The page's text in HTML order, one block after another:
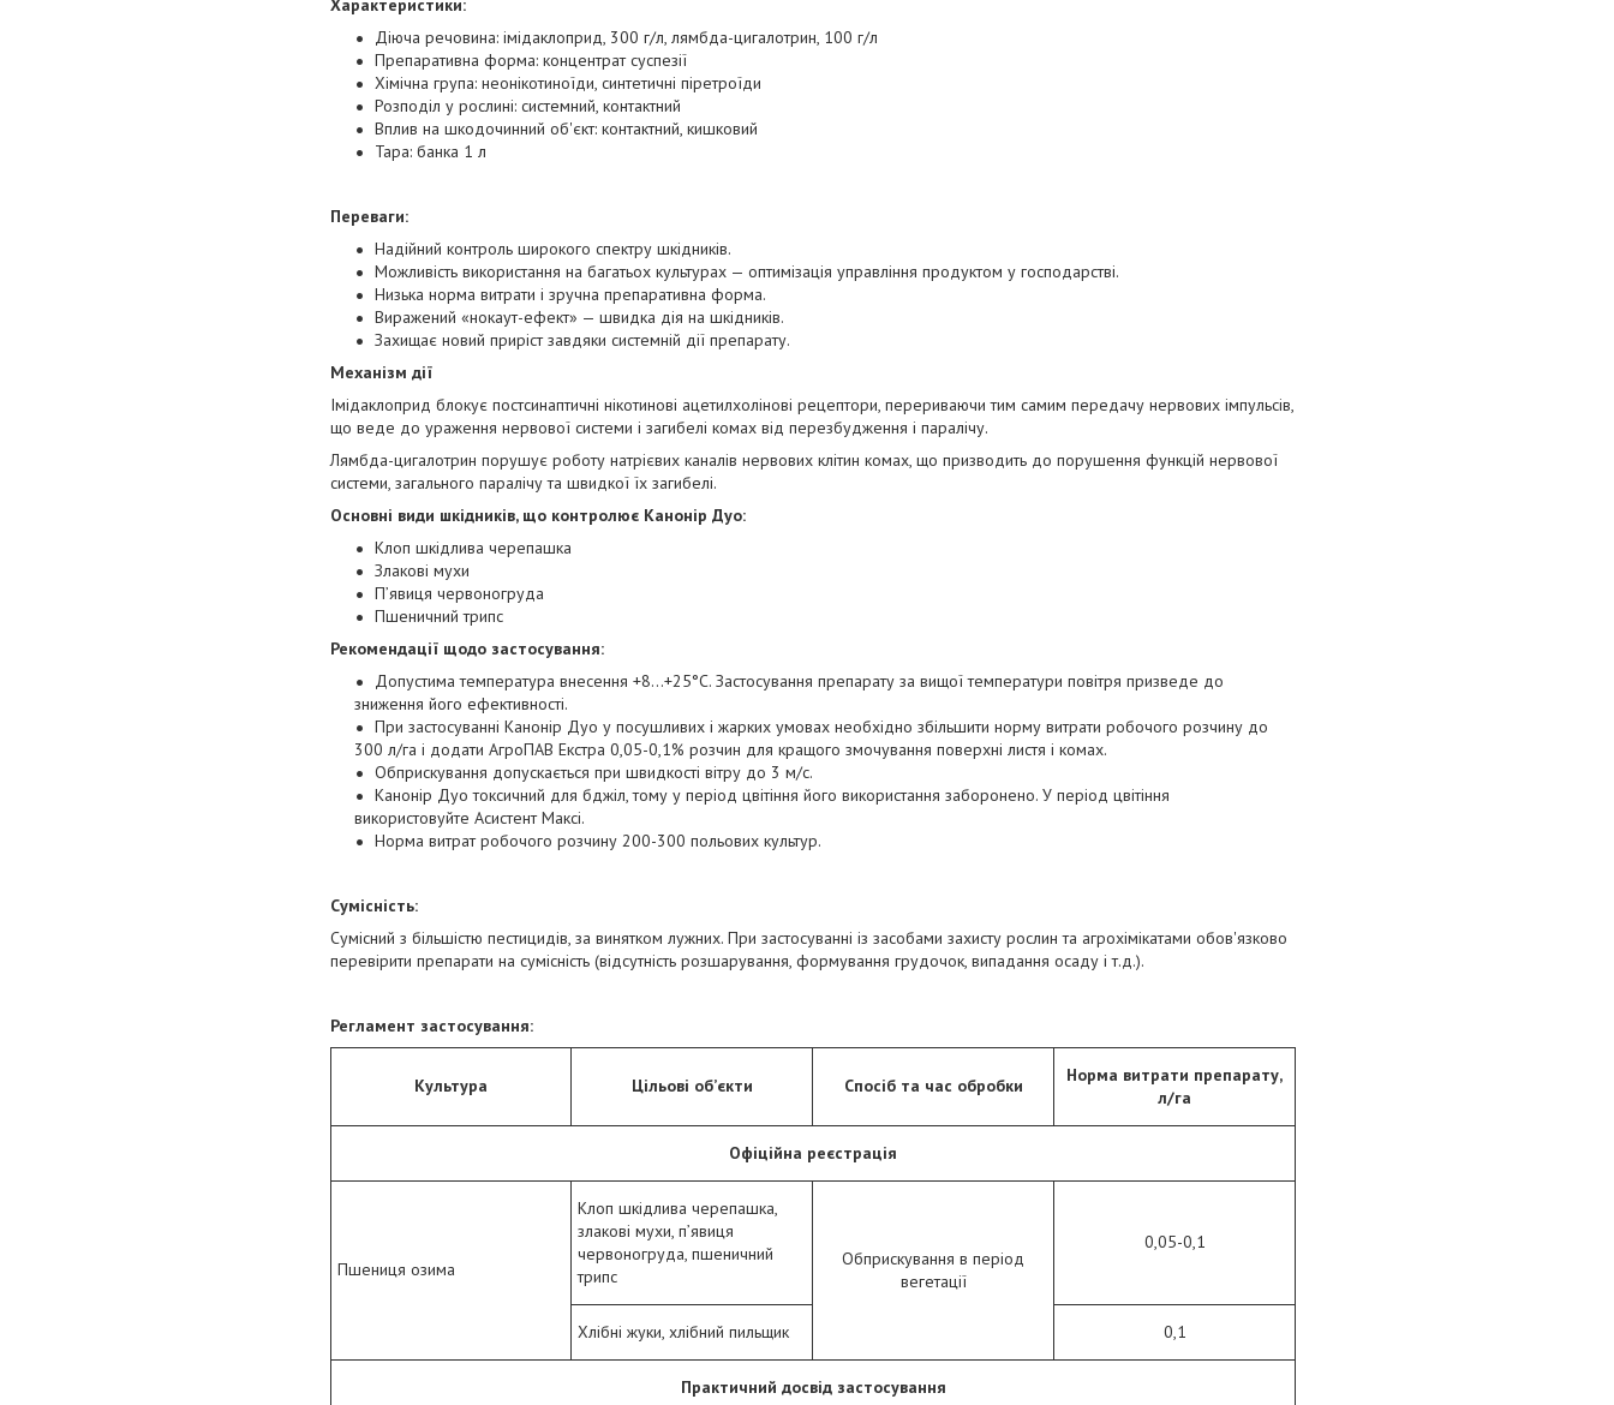
Характеристики:
Діюча речовина: імідаклоприд, 300 г/л, лямбда-цигалотрин, 100 г/л
Препаративна форма: концентрат суспезії
Хімічна група: неонікотиноїди, синтетичні піретроїди
Розподіл у рослині: системний, контактний
Вплив на шкодочинний об'єкт: контактний, кишковий
Тара: банка 1 л
Переваги:
Надійний контроль широкого спектру шкідників.
Можливість використання на багатьох культурах — оптимізація управління продуктом у господарстві.
Низька норма витрати і зручна препаративна форма.
Виражений «нокаут-ефект» — швидка дія на шкідників.
Захищає новий приріст завдяки системній дії препарату.
Механізм дії
Імідаклоприд блокує постсинаптичні нікотинові ацетилхолінові рецептори, перериваючи тим самим передачу нервових імпульсів,
що веде до ураження нервової системи і загибелі комах від перезбудження і паралічу.
Лямбда-цигалотрин порушує роботу натрієвих каналів нервових клітин комах, що призводить до порушення функцій нервової
системи, загального паралічу та швидкої їх загибелі.
Основні види шкідників, що контролює Канонір Дуо:
Клоп шкідлива черепашка
Злакові мухи
П’явиця червоногруда
Пшеничний трипс
Рекомендації щодо застосування:
Допустима температура внесення +8...+25°C. Застосування препарату за вищої температури повітря призведе до
зниження його ефективності.
При застосуванні Канонір Дуо у посушливих і жарких умовах необхідно збільшити норму витрати робочого розчину до
300 л/га і додати АгроПАВ Екстра 0,05-0,1% розчин для кращого змочування поверхні листя і комах.
Обприскування допускається при швидкості вітру до 3 м/с.
Канонір Дуо токсичний для бджіл, тому у період цвітіння його використання заборонено. У період цвітіння
використовуйте Асистент Максі.
Норма витрат робочого розчину 200-300 польових культур.
Сумісність:
Сумісний з більшістю пестицидів, за винятком лужних. При застосуванні із засобами захисту рослин та агрохімікатами обов'язково
перевірити препарати на сумісність (відсутність розшарування, формування грудочок, випадання осаду і т.д.).
Регламент застосування:
Культура Цільові об’єкти Спосіб та час обробки
Норма витрати препарату,
л/га
Офіційна реєстрація
Пшениця озима
Клоп шкідлива черепашка,
злакові мухи, п’явиця
червоногруда, пшеничний
трипс
Обприскування в період
вегетації
0,05-0,1
Хлібні жуки, хлібний пильщик 0,1
Практичний досвід застосування